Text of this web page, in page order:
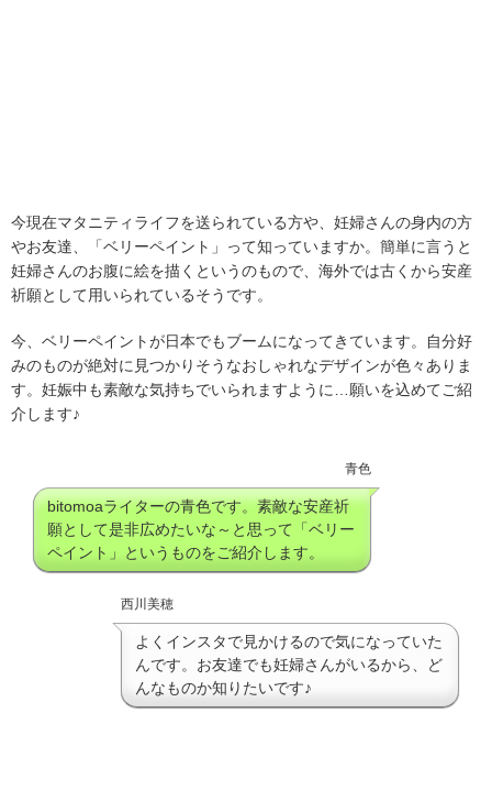
今現在マタニティライフを送られている方や、妊婦さんの身内の方
やお友達、「ベリーペイント」って知っていますか。簡単に言うと
妊婦さんのお腹に絵を描くというのもので、海外では古くから安産
祈願として用いられているそうです。
今、ベリーペイントが日本でもブームになってきています。自分好
みのものが絶対に見つかりそうなおしゃれなデザインが色々ありま
す。妊娠中も素敵な気持ちでいられますように…願いを込めてご紹
介します♪
青色
bitomoaライターの青色です。素敵な安産祈
願として是非広めたいな～と思って「ベリー
ペイント」というものをご紹介します。
西川美穂
よくインスタで見かけるので気になっていた
んです。お友達でも妊婦さんがいるから、ど
んなものか知りたいです♪